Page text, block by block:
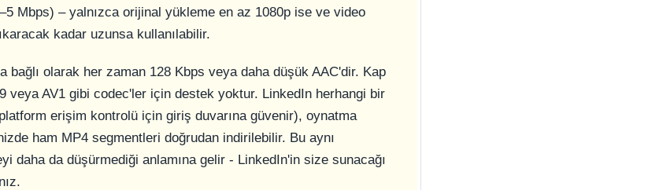
Mbps) – yalnızca orijinal yükleme en az 1080p ise ve video
kadar uzunsa kullanılabilir.
bağlı olarak her zaman 128 Kbps veya daha düşük AAC'dir. Kap
veya AV1 gibi codec'ler için destek yoktur. LinkedIn herhangi bir
erişim kontrolü için giriş duvarına güvenir), oynatma
ham MP4 segmentleri doğrudan indirilebilir. Bu aynı
daha da düşürmediği anlamına gelir - LinkedIn'in size sunacağı